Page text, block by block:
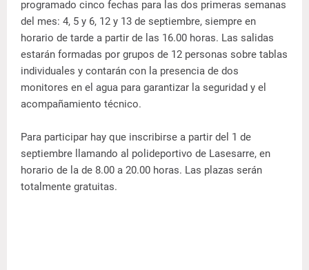
programado cinco fechas para las dos primeras semanas
del mes: 4, 5 y 6, 12 y 13 de septiembre, siempre en
horario de tarde a partir de las 16.00 horas. Las salidas
estarán formadas por grupos de 12 personas sobre tablas
individuales y contarán con la presencia de dos
monitores en el agua para garantizar la seguridad y el
acompañamiento técnico.
Para participar hay que inscribirse a partir del 1 de
septiembre llamando al polideportivo de Lasesarre, en
horario de la de 8.00 a 20.00 horas. Las plazas serán
totalmente gratuitas.